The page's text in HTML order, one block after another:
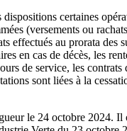
dispositions certaines
(versements ou
effectués au prorata des
en cas de décès, les
de service, les contrats
sont liées à la
le 24 octobre 2024.